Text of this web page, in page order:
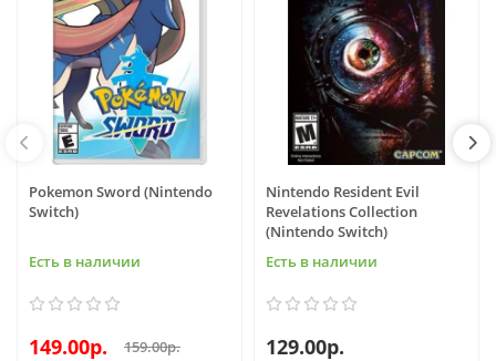
Pokemon Sword (Nintendo
Switch)
Есть в наличии
149.00р. 159.00р.
Nintendo Resident Evil
Revelations Collection
(Nintendo Switch)
Есть в наличии
129.00р.